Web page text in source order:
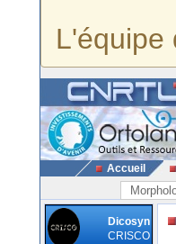
L'équipe
Accueil
Dicosyn
CRISCO